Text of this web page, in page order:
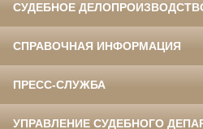
СУДЕБНОЕ
СПРАВОЧНАЯ ИНФОРМАЦИЯ
ПРЕСС-СЛУЖБА
УПРАВЛЕНИЕ СУДЕБНОГО